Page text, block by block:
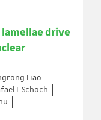
drive
Liao
L Schoch